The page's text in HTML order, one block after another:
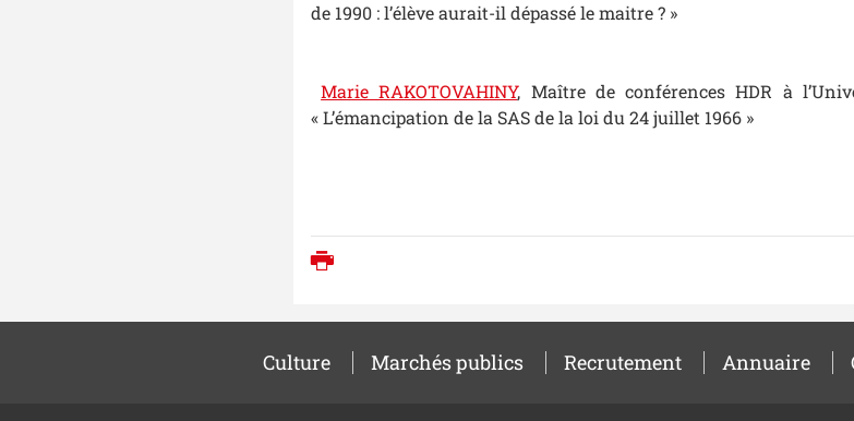
de 1990 : l’élève aurait-il dépassé le maitre ? »
Marie RAKOTOVAHINY, Maître de conférences HDR à
« L’émancipation de la SAS de la loi du 24 juillet 1966 »
Culture Marchés publics Recrutement Annuaire